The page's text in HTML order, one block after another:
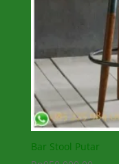
Bar Stool Putar